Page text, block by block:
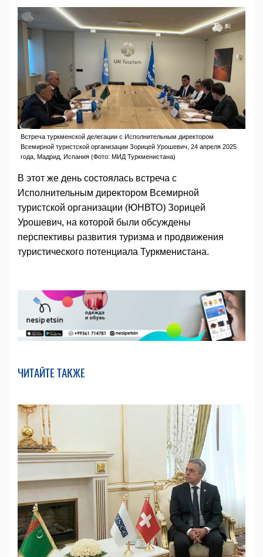
Встреча туркменской делегации с Исполнительным директором
Всемирной туристской организации Зорицей Урошевич, 24 апреля 2025
года, Мадрид, Испания (Фото: МИД Туркменистана)
В этот же день состоялась встреча с
Исполнительным директором Всемирной
туристской организации (ЮНВТО) Зорицей
Урошевич, на которой были обсуждены
перспективы развития туризма и продвижения
туристического потенциала Туркменистана.
ЧИТАЙТЕ ТАКЖЕ